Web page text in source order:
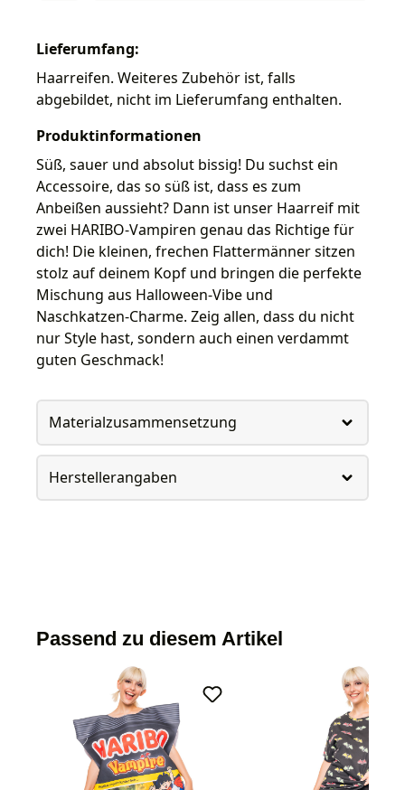
Lieferumfang:
Haarreifen. Weiteres Zubehör ist, falls
abgebildet, nicht im Lieferumfang enthalten.
Produktinformationen
Süß, sauer und absolut bissig! Du suchst ein
Accessoire, das so süß ist, dass es zum
Anbeißen aussieht? Dann ist unser Haarreif mit
zwei HARIBO-Vampiren genau das Richtige für
dich! Die kleinen, frechen Flattermänner sitzen
stolz auf deinem Kopf und bringen die perfekte
Mischung aus Halloween-Vibe und
Naschkatzen-Charme. Zeig allen, dass du nicht
nur Style hast, sondern auch einen verdammt
guten Geschmack!
Materialzusammensetzung
Herstellerangaben
Passend zu diesem Artikel